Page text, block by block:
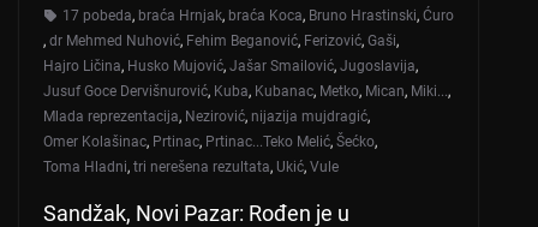
17 pobeda, braća Hrnjak, braća Koca, Bruno Hrastinski, Ćuro
, dr Mehmed Nuhović, Fehim Beganović, Ferizović, Gaši,
Hajro Ličina, Husko Mujović, Jašar Smailović, Jugoslavija,
Jusuf Goce Dervišnurović, Kuba, Kubanac, Metko, Mican, Miki...,
Mlada reprezentacija, Nezirović, nijazija mujdragić,
Omer Kolašinac, Prtinac, Prtinac...Teko Melić, Šećko,
Toma Hladni, tri nerešena rezultata, Ukić, Vule
Sandžak, Novi Pazar: Rođen je u